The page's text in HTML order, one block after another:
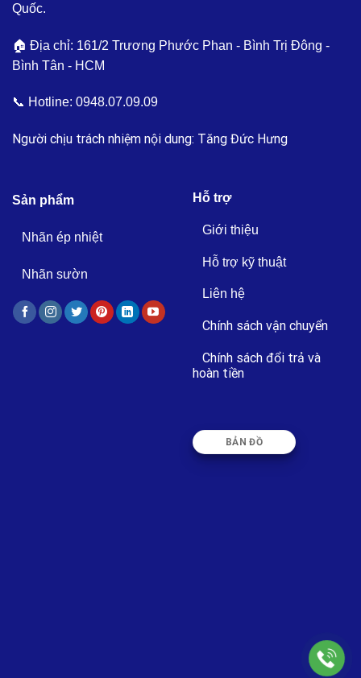
Quốc.
🏠 Địa chỉ: 161/2 Trương Phước Phan - Bình Trị Đông -
Bình Tân - HCM
📞 Hotline: 0948.07.09.09
Người chịu trách nhiệm nội dung: Tăng Đức Hưng
Sản phẩm
Nhãn ép nhiệt
Nhãn sườn
Hỗ trợ
Giới thiệu
Hỗ trợ kỹ thuật
Liên hệ
Chính sách vận chuyển
Chính sách đổi trả và
hoàn tiền
BẢN ĐỒ